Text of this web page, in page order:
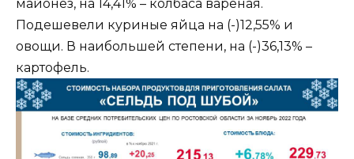
майонез, на 14,41% – колбаса вареная.
Подешевели куриные яйца на (-)12,55% и
овощи. В наибольшей степени, на (-)36,13% –
картофель.